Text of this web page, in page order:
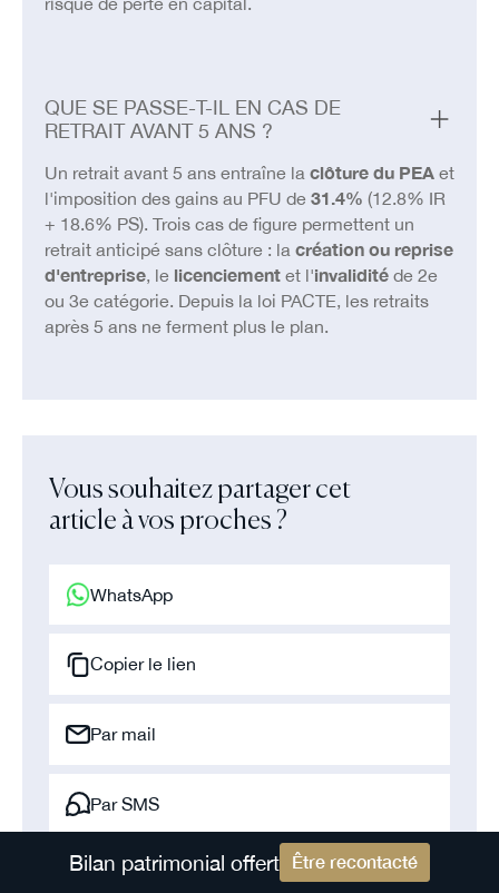
QUE SE PASSE-T-IL EN CAS DE
RETRAIT AVANT 5 ANS ?
Un retrait avant 5 ans entraîne la clôture du PEAet
l'imposition des gains au PFU de 31.4% (12.8% IR
+ 18.6% PS). Trois cas de figure permettent un
retrait anticipé sans clôture : la création ou reprise
d'entreprise, le licenciementet l'invaliditéde 2e
ou 3e catégorie. Depuis la loi PACTE, les retraits
après 5 ans ne ferment plus le plan.
Vous souhaitez partager cet
article à vos proches ?
WhatsApp
Copier le lien
Par mail
Par SMS
Bilan patrimonial offert Être recontacté